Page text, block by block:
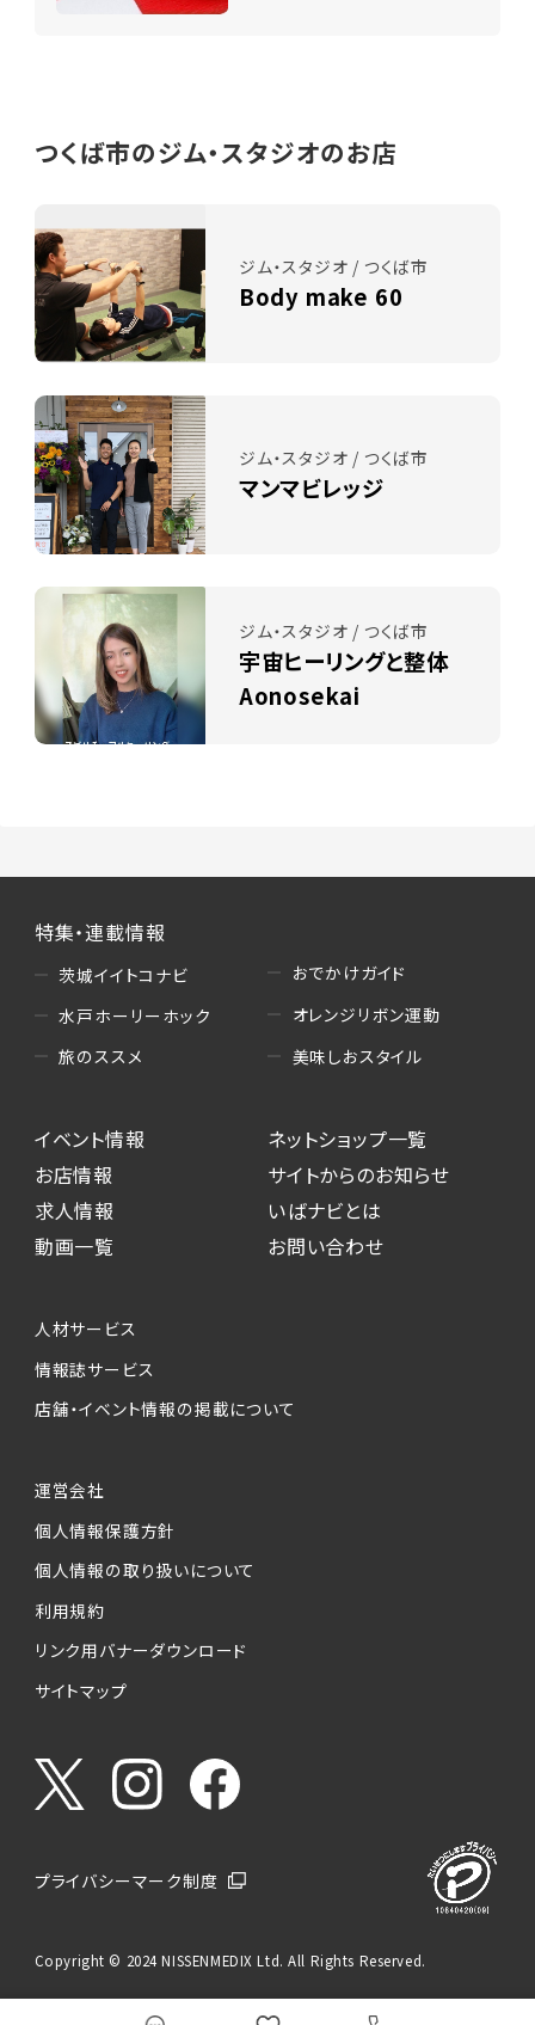
つくば市のジム・スタジオのお店
ジム・スタジオ / つくば市
Body make 60
ジム・スタジオ / つくば市
マンマビレッジ
ジム・スタジオ / つくば市
宇宙ヒーリングと整体
Aonosekai
特集・連載情報
茨城イイトコナビ
水戸ホーリーホック
旅のススメ
おでかけガイド
オレンジリボン運動
美味しおスタイル
イベント情報
お店情報
求人情報
動画一覧
ネットショップ一覧
サイトからのお知らせ
いばナビとは
お問い合わせ
人材サービス
情報誌サービス
店舗・イベント情報の掲載について
運営会社
個人情報保護方針
個人情報の取り扱いについて
利用規約
リンク用バナーダウンロード
サイトマップ
プライバシーマーク制度
Copyright © 2024 NISSENMEDIX Ltd. All Rights Reserved.